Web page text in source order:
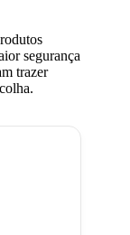
segurança
trazer